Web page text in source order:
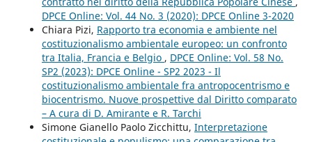
DPCE Online: Vol. 44 No. 3 (2020): DPCE Online 3-2020
Chiara Pizi, Rapporto tra economia e ambiente nel
costituzionalismo ambientale europeo: un confronto
tra Italia, Francia e Belgio , DPCE Online: Vol. 58 No.
SP2 (2023): DPCE Online - SP2 2023 - Il
costituzionalismo ambientale fra antropocentrismo e
biocentrismo. Nuove prospettive dal Diritto comparato
– A cura di D. Amirante e R. Tarchi
Simone Gianello Paolo Zicchittu, Interpretazione